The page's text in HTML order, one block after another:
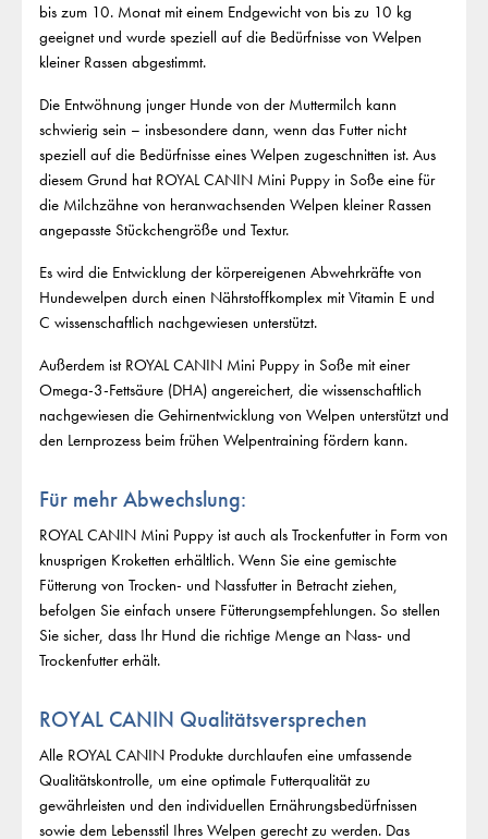
bis zum 10. Monat mit einem Endgewicht von bis zu 10 kg
geeignet und wurde speziell auf die Bedürfnisse von Welpen
kleiner Rassen abgestimmt.
Die Entwöhnung junger Hunde von der Muttermilch kann
schwierig sein – insbesondere dann, wenn das Futter nicht
speziell auf die Bedürfnisse eines Welpen zugeschnitten ist. Aus
diesem Grund hat ROYAL CANIN Mini Puppy in Soße eine für
die Milchzähne von heranwachsenden Welpen kleiner Rassen
angepasste Stückchengröße und Textur.
Es wird die Entwicklung der körpereigenen Abwehrkräfte von
Hundewelpen durch einen Nährstoffkomplex mit Vitamin E und
C wissenschaftlich nachgewiesen unterstützt.
Außerdem ist ROYAL CANIN Mini Puppy in Soße mit einer
Omega-3-Fettsäure (DHA) angereichert, die wissenschaftlich
nachgewiesen die Gehirnentwicklung von Welpen unterstützt und
den Lernprozess beim frühen Welpentraining fördern kann.
Für mehr Abwechslung:
ROYAL CANIN Mini Puppy ist auch als Trockenfutter in Form von
knusprigen Kroketten erhältlich. Wenn Sie eine gemischte
Fütterung von Trocken- und Nassfutter in Betracht ziehen,
befolgen Sie einfach unsere Fütterungsempfehlungen. So stellen
Sie sicher, dass Ihr Hund die richtige Menge an Nass- und
Trockenfutter erhält.
ROYAL CANIN Qualitätsversprechen
Alle ROYAL CANIN Produkte durchlaufen eine umfassende
Qualitätskontrolle, um eine optimale Futterqualität zu
gewährleisten und den individuellen Ernährungsbedürfnissen
sowie dem Lebensstil Ihres Welpen gerecht zu werden. Das